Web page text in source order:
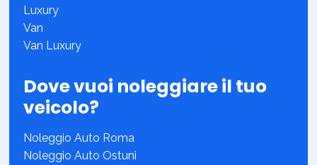
Luxury
Van
Van Luxury
Dove vuoi noleggiare il tuo
veicolo?
Noleggio Auto Roma
Noleggio Auto Ostuni